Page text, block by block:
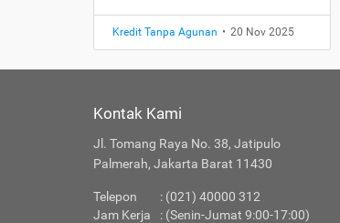
Kredit Tanpa Agunan • 20 Nov 2025
Kontak Kami
Jl. Tomang Raya No. 38, Jatipulo
Palmerah, Jakarta Barat 11430
Telepon
: (021) 40000 312
Jam Kerja
: (Senin-Jumat 9:00-17:00)